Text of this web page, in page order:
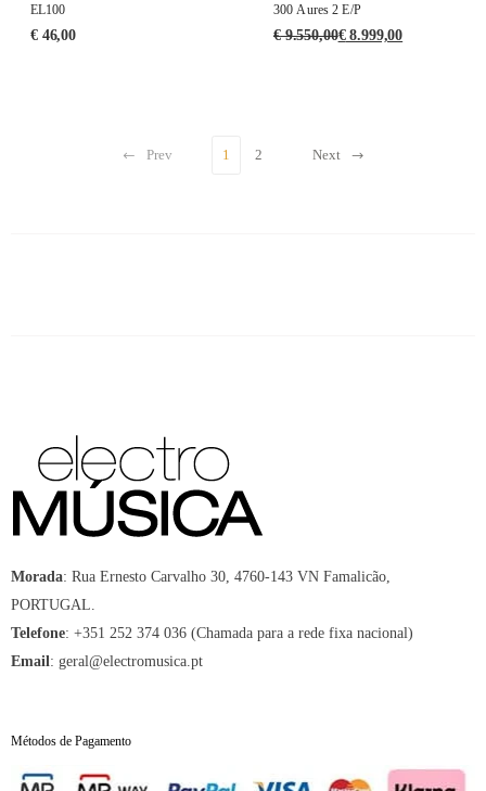
EL100
€46,00
300 Aures 2 E/P
€9.550,00€8.999,00
Prev 1 2 Next
Morada: Rua Ernesto Carvalho 30, 4760-143 VN Famalicão,
PORTUGAL.
Telefone: +351 252 374 036 (Chamada para a rede fixa nacional)
Email: geral@electromusica.pt
Métodos de Pagamento